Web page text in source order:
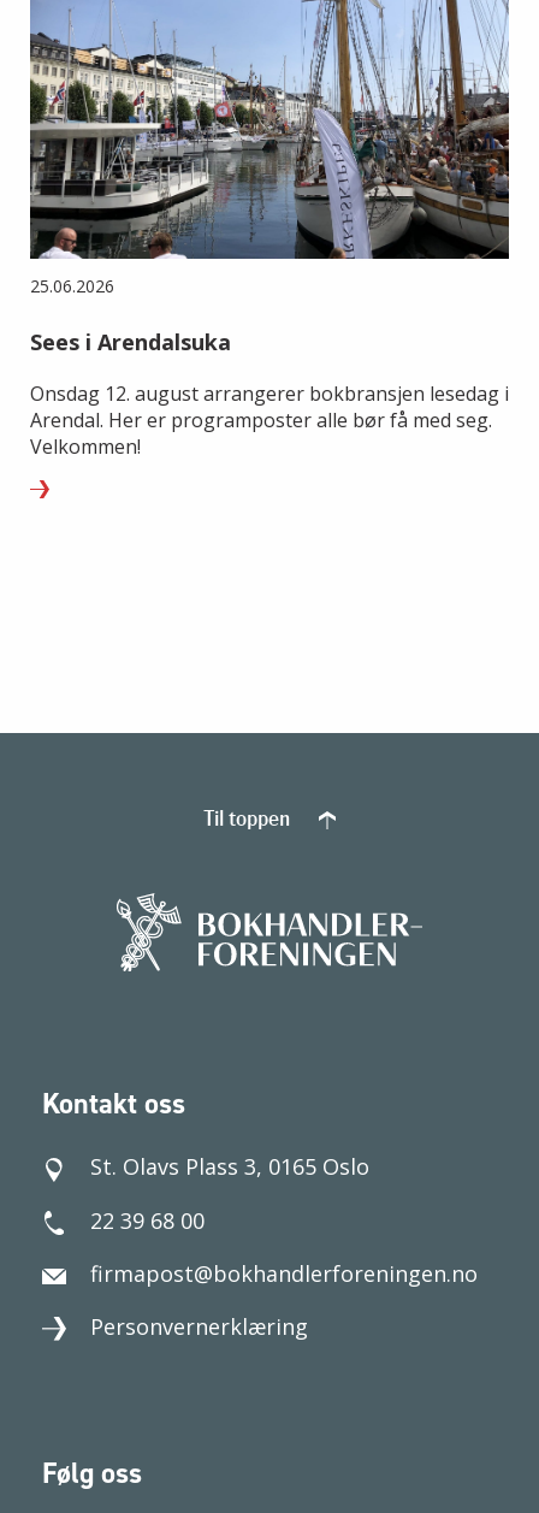
25.06.2026
Sees i Arendalsuka
Onsdag 12. august arrangerer bokbransjen lesedag i
Arendal. Her er programposter alle bør få med seg.
Velkommen!
Kontakt oss
St. Olavs Plass 3, 0165 Oslo
22 39 68 00
firmapost@bokhandlerforeningen.no
Personvernerklæring
Følg oss
Til toppen